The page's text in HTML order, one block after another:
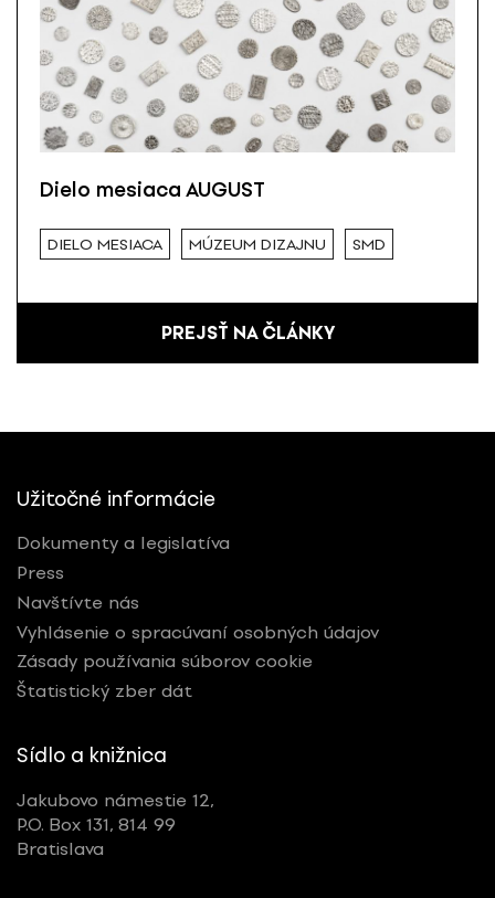
Dielo mesiaca AUGUST
DIELO MESIACA MÚZEUM DIZAJNU SMD
PREJSŤ NA ČLÁNKY
Užitočné informácie
Dokumenty a legislatíva
Press
Navštívte nás
Vyhlásenie o spracúvaní osobných údajov
Zásady používania súborov cookie
Štatistický zber dát
Sídlo a knižnica
Jakubovo námestie 12,
P.O. Box 131, 814 99
Bratislava